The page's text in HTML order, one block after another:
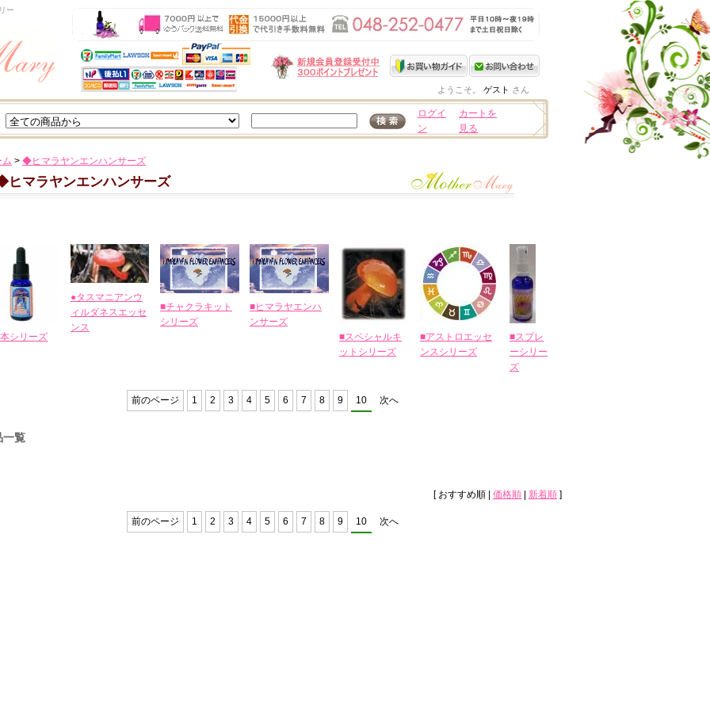
ー
ようこそ。 ゲスト さん
ログイ
ン
カートを
見る
ム > ◆ヒマラヤンエンハンサーズ
ヒマラヤンエンハンサーズ
シリーズ
●タスマニアンウ
ィルダネスエッセ
ンス
■チャクラキット
シリーズ
■ヒマラヤエンハ
ンサーズ
■スペシャルキ
ットシリーズ
■アストロエッセ
ンスシリーズ
■スプレ
ーシリー
ズ
前のページ 1 2 3 4 5 6 7 8 9 10 次へ
一覧
[ おすすめ順 | 価格順 新着順 ]
前のページ 1 2 3 4 5 6 7 8 9 10 次へ